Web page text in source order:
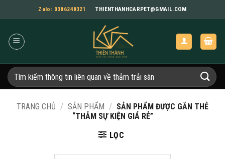
qua
dung
Zalo: 0386248321 THIENTHANHCARPET@GMAIL.COM
Tìm
kiếm:
TRANG CHỦ / SẢN PHẨM / SẢN PHẨM ĐƯỢC GẮN THẺ
“THẢM SỰ KIỆN GIÁ RẺ”
LỌC